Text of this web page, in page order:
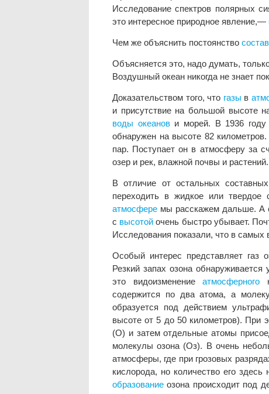
Исследование спектров полярных
это интересное природное явление,—
Чем же объяснить постоянство
Объясняется это, надо думать,
Воздушный океан никогда не знает
Доказательством того, что газы в
и присутствие на большой высоте
воды океанови морей. В 1936 году
обнаружен на высоте 82
пар. Поступает он в атмосферу за
озер и рек, влажной почвы и растений.
В отличие от остальных
переходить в жидкое или твердое
атмосфере мы расскажем дальше. А
с высотой очень быстро убывает.
Исследования показали, что в самых
Особый интерес представляет газ
Резкий запах озона
это видоизменениеатмосферного
содержится по два атома, а
образуется под действием
высоте от 5 до 50 километров). При
(О) и затем отдельные атомы
молекулы озона (Оз). В очень
атмосферы, где при грозовых
кислорода, но количество его
образование озона происходит под